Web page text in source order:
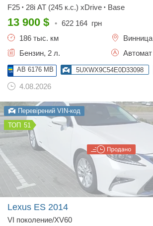
F25 • 28i AT (245 к.с.) xDrive • Base
13 900 $ • 622 164 грн
186 тыс. км
Винница
Бензин, 2 л.
Автомат
AB 6176 MB 5UXWX9C54E0D33098
4.08.2026
Перевірений VIN-код
51
Lexus ES 2014
VI поколение/XV60